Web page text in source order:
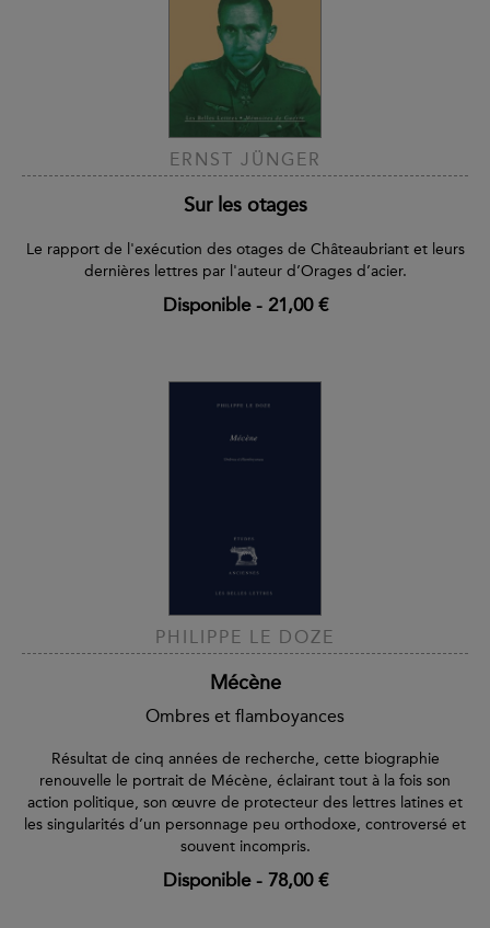
ERNST JÜNGER
Sur les otages
Le rapport de l'exécution des otages de Châteaubriant et leurs
dernières lettres par l'auteur d’Orages d’acier.
Disponible- 21,00 €
PHILIPPE LE DOZE
Mécène
Ombres et flamboyances
Résultat de cinq années de recherche, cette biographie
renouvelle le portrait de Mécène, éclairant tout à la fois son
action politique, son œuvre de protecteur des lettres latines et
les singularités d’un personnage peu orthodoxe, controversé et
souvent incompris.
Disponible- 78,00 €